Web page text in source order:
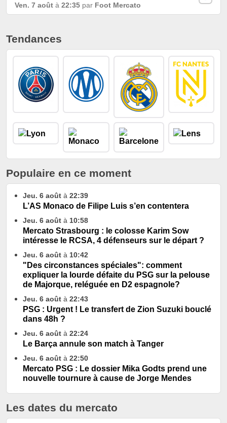
Ven. 7 août à 22:35 par Foot Mercato
Tendances
Populaire en ce moment
Jeu. 6 août à 22:39
L’AS Monaco de Filipe Luis s’en contentera
Jeu. 6 août à 10:58
Mercato Strasbourg : le colosse Karim Sow
intéresse le RCSA, 4 défenseurs sur le départ ?
Jeu. 6 août à 10:42
"Des circonstances spéciales": comment
expliquer la lourde défaite du PSG sur la pelouse
de Majorque, reléguée en D2 espagnole?
Jeu. 6 août à 22:43
PSG : Urgent ! Le transfert de Zion Suzuki bouclé
dans 48h ?
Jeu. 6 août à 22:24
Le Barça annule son match à Tanger
Jeu. 6 août à 22:50
Mercato PSG : Le dossier Mika Godts prend une
nouvelle tournure à cause de Jorge Mendes
Les dates du mercato